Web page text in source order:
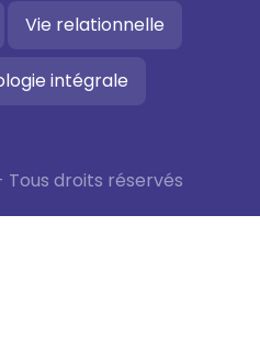
Vie relationnelle
intégrale
droits réservés